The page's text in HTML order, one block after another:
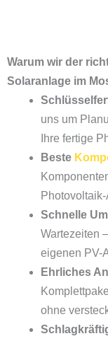
Warum wir der
Solaranlage im
uns um
Ihre fertige
Beste
Schnelle
Wartezeiten
eigenen PV-
Ehrliches
ohne